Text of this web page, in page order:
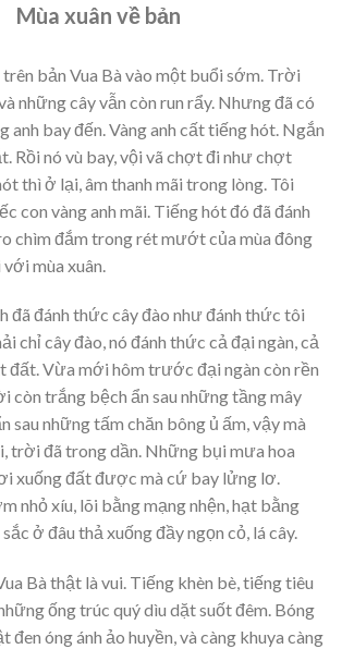
Mùa xuân về bản
trên bản Vua Bà vào một buổi sớm. Trời
những cây vẫn còn run rẩy. Nhưng đã có
anh bay đến. Vàng anh cất tiếng hót. Ngắn
Rồi nó vù bay, vội vã chợt đi như chợt
thì ở lại, âm thanh mãi trong lòng. Tôi
con vàng anh mãi. Tiếng hót đó đã đánh
chìm đắm trong rét mướt của mùa đông
mùa xuân.
đã đánh thức cây đào như đánh thức tôi
chỉ cây đào, nó đánh thức cả đại ngàn, cả
đất. Vừa mới hôm trước đại ngàn còn rền
còn trắng bệch ẩn sau những tầng mây
sau những tấm chăn bông ủ ấm, vậy mà
trời đã trong dần. Những bụi mưa hoa
xuống đất được mà cứ bay lửng lơ.
nhỏ xíu, lõi bằng mạng nhện, hạt bằng
ở đâu thả xuống đầy ngọn cỏ, lá cây.
Bà thật là vui. Tiếng khèn bè, tiếng tiêu
ống trúc quý dìu dặt suốt đêm. Bóng
đen óng ánh ảo huyền, và càng khuya càng